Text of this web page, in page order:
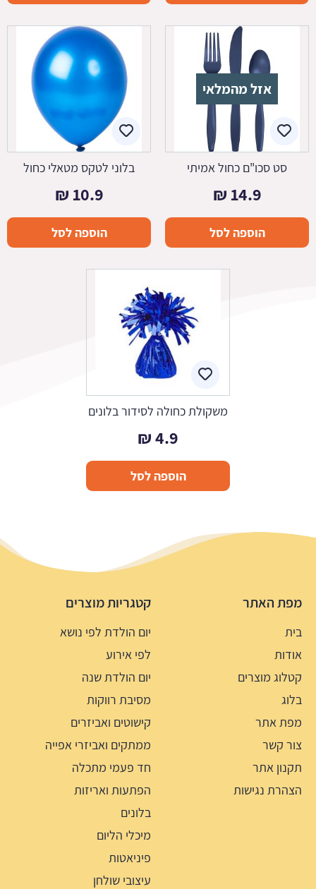
אזל מהמלאי
סט סכו"ם כחול אמיתי
14.9
₪
הוספה לסל
בלוני לטקס מטאלי כחול
10.9
₪
הוספה לסל
משקולת כחולה לסידור בלונים
4.9
₪
הוספה לסל
מפת האתר
בית
אודות
קטלוג מוצרים
בלוג
מפת אתר
צור קשר
תקנון אתר
הצהרת נגישות
קטגריות מוצרים
יום הולדת לפי נושא
לפי אירוע
יום הולדת שנה
מסיבת רווקות
קישוטים ואביזרים
ממתקים ואביזרי אפייה
חד פעמי מתכלה
הפתעות ואריזות
בלונים
מיכלי הליום
פיניאטות
עיצובי שולחן